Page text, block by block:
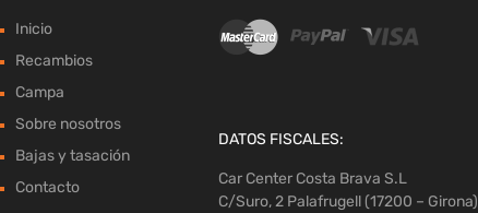
Inicio
Recambios
Campa
Sobre nosotros
Bajas y tasación
Contacto
DATOS FISCALES:
Car Center Costa Brava S.L
C/Suro, 2 Palafrugell (17200 – Girona)